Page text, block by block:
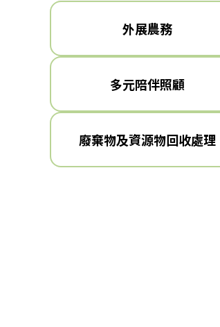
外展農務
多元陪伴照顧
廢棄物及資源物回收處理